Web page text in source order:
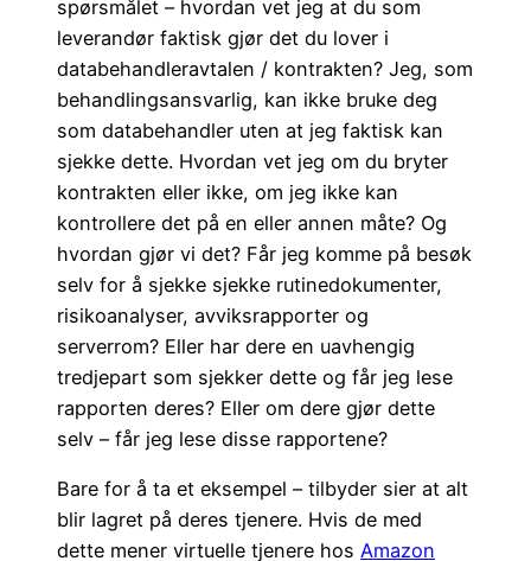
spørsmålet – hvordan vet jeg at du som
leverandør faktisk gjør det du lover i
databehandleravtalen / kontrakten? Jeg, som
behandlingsansvarlig, kan ikke bruke deg
som databehandler uten at jeg faktisk kan
sjekke dette. Hvordan vet jeg om du bryter
kontrakten eller ikke, om jeg ikke kan
kontrollere det på en eller annen måte? Og
hvordan gjør vi det? Får jeg komme på besøk
selv for å sjekke sjekke rutinedokumenter,
risikoanalyser, avviksrapporter og
serverrom? Eller har dere en uavhengig
tredjepart som sjekker dette og får jeg lese
rapporten deres? Eller om dere gjør dette
selv – får jeg lese disse rapportene?
Bare for å ta et eksempel – tilbyder sier at alt
blir lagret på deres tjenere. Hvis de med
dette mener virtuelle tjenere hos Amazon